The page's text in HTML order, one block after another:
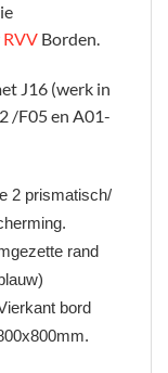
RVV Borden.
J16 (werk in
/F05 en A01-
2 prismatisch/
rand
bord